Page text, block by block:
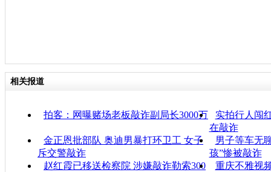
相关报道
拍客：网曝赌场老板敲诈副局长3000万
实拍行人闯
在敲诈
金正恩批部队 奥迪男暴打环卫工 女子
斥交警敲诈
男子等车无
孩”惨被敲诈
赵红霞已移送检察院 涉嫌敲诈勒索300
重庆不雅视